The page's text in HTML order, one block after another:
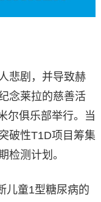
悲剧，并导致赫
念莱拉的慈善活
尔俱乐部举行。当
破性T1D项目筹集
检测计划。
儿童1型糖尿病的